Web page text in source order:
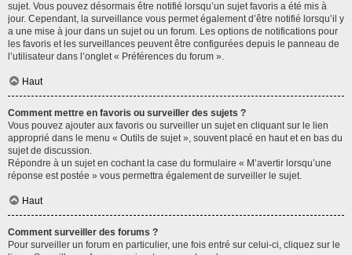
sujet. Vous pouvez désormais être notifié lorsqu’un sujet favoris a été mis à
jour. Cependant, la surveillance vous permet également d’être notifié lorsqu’il y
a une mise à jour dans un sujet ou un forum. Les options de notifications pour
les favoris et les surveillances peuvent être configurées depuis le panneau de
l’utilisateur dans l’onglet « Préférences du forum ».
Haut
Comment mettre en favoris ou surveiller des sujets ?
Vous pouvez ajouter aux favoris ou surveiller un sujet en cliquant sur le lien
approprié dans le menu « Outils de sujet », souvent placé en haut et en bas du
sujet de discussion.
Répondre à un sujet en cochant la case du formulaire « M’avertir lorsqu’une
réponse est postée » vous permettra également de surveiller le sujet.
Haut
Comment surveiller des forums ?
Pour surveiller un forum en particulier, une fois entré sur celui-ci, cliquez sur le